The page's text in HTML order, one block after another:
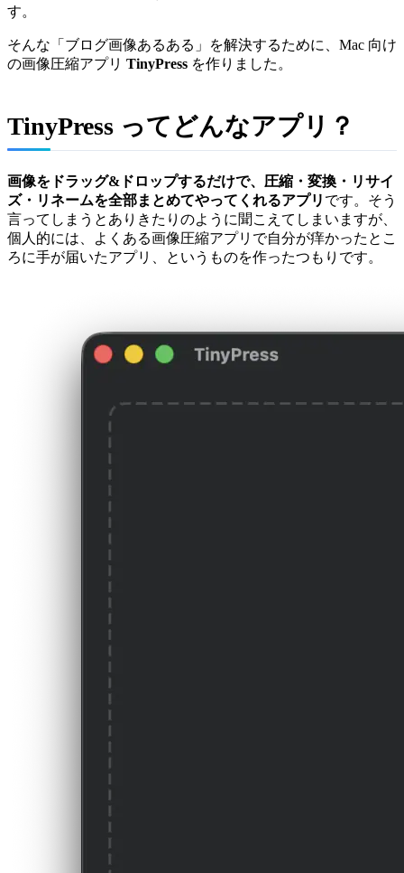
す。
そんな「ブログ画像あるある」を解決するために、Mac 向け
の画像圧縮アプリ TinyPress を作りました。
TinyPress ってどんなアプリ？
画像をドラッグ&ドロップするだけで、圧縮・変換・リサイ
ズ・リネームを全部まとめてやってくれるアプリ です。そう
言ってしまうとありきたりのように聞こえてしまいますが、
個人的には、よくある画像圧縮アプリで自分が痒かったとこ
ろに手が届いたアプリ、というものを作ったつもりです。